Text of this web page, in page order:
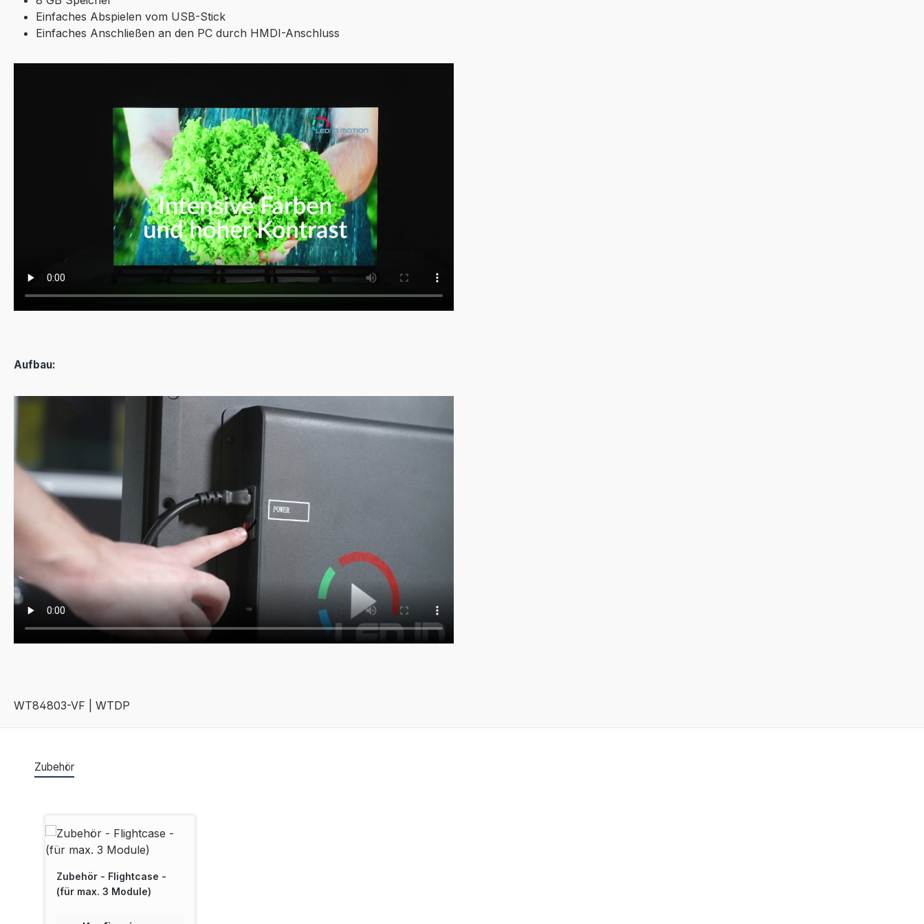
Einfaches Abspielen vom USB-Stick
Einfaches Anschließen an den PC durch HMDI-Anschluss
Aufbau:
WT84803-VF | WTDP
Zubehör
Zubehör - Flightcase -
(für max. 3 Module)